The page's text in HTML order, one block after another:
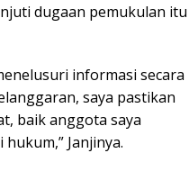
dugaan pemukulan itu
informasi secara
saya pastikan
baik anggota saya
Janjinya.